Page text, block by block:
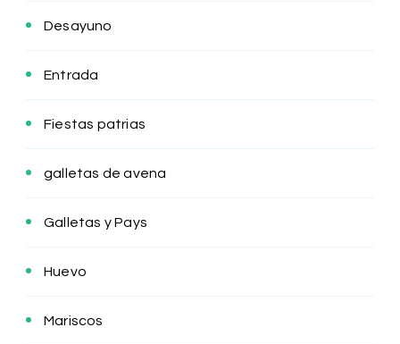
Desayuno
Entrada
Fiestas patrias
galletas de avena
Galletas y Pays
Huevo
Mariscos